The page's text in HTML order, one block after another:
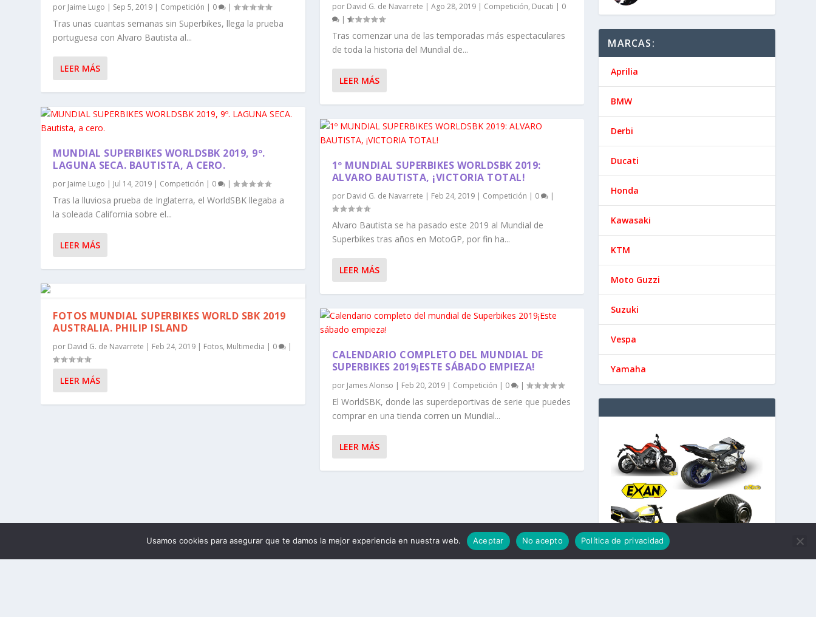
por Jaime Lugo | Sep 5, 2019 | Competición | 0 |
Tras unas cuantas semanas sin Superbikes, llega la prueba
portuguesa con Alvaro Bautista al...
LEER MÁS
MUNDIAL SUPERBIKES WORLDSBK 2019, 9º.
LAGUNA SECA. BAUTISTA, A CERO.
por Jaime Lugo | Jul 14, 2019 | Competición | 0 |
Tras la lluviosa prueba de Inglaterra, el WorldSBK llegaba a
la soleada California sobre el...
LEER MÁS
FOTOS MUNDIAL SUPERBIKES WORLD SBK 2019
AUSTRALIA. PHILIP ISLAND
por David G. de Navarrete | Feb 24, 2019 | Fotos, Multimedia | 0 |
LEER MÁS
por David G. de Navarrete | Ago 28, 2019| Competición, Ducati | 0
|
Tras comenzar una de las temporadas más espectaculares
de toda la historia del Mundial de...
LEER MÁS
1º MUNDIAL SUPERBIKES WORLDSBK 2019:
ALVARO BAUTISTA, ¡VICTORIA TOTAL!
por David G. de Navarrete | Feb 24, 2019| Competición | 0 |
Alvaro Bautista se ha pasado este 2019 al Mundial de
Superbikes tras años en MotoGP, por fin ha...
LEER MÁS
CALENDARIO COMPLETO DEL MUNDIAL DE
SUPERBIKES 2019¡ESTE SÁBADO EMPIEZA!
por James Alonso | Feb 20, 2019| Competición | 0 |
El WorldSBK, donde las superdeportivas de serie que puedes
comprar en una tienda corren un Mundial...
LEER MÁS
MARCAS:
Aprilia
BMW
Derbi
Ducati
Honda
Kawasaki
KTM
Moto Guzzi
Suzuki
Vespa
Yamaha
Usamos cookies para asegurar que te damos la mejor experiencia en nuestra web. Aceptar No acepto Política de privacidad